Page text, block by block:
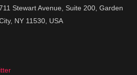
Stewart Avenue, Suite 200, Garden
NY 11530, USA